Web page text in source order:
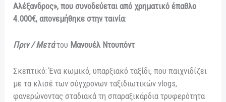
Αλέξανδρος», που συνοδεύεται από χρηματικό έπαθλο
4.000€, απονεμήθηκε στην ταινία:
Πριν / Μετάτου Μανουέλ Ντουπόντ
Σκεπτικό: Ένα κωμικό, υπαρξιακό ταξίδι, που παιχνιδίζει
με τα κλισέ των σύγχρονων ταξιδιωτικών vlogs,
φανερώνοντας σταδιακά τη σπαραξικάρδια τρυφερότητα